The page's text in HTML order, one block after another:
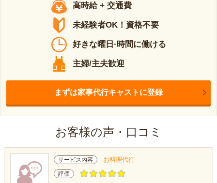
高時給 + 交通費
未経験者OK！資格不要
好きな曜日·時間に働ける
主婦/主夫歓迎
まずは家事代行キャストに登録
お客様の声・口コミ
サービス内容 お料理代行
評価